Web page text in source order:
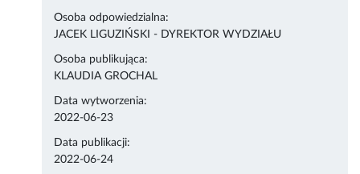
Osoba odpowiedzialna:
JACEK LIGUZIŃSKI - DYREKTOR WYDZIAŁU
Osoba publikująca:
KLAUDIA GROCHAL
Data wytworzenia:
2022-06-23
Data publikacji:
2022-06-24